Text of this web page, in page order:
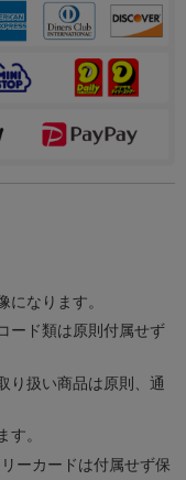
なります。
ード類は原則付属せず
り扱い商品は原則、通
。
ーカードは付属せず保